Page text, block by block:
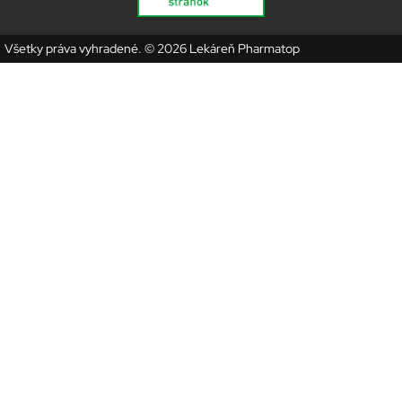
Všetky práva vyhradené. © 2026 Lekáreň Pharmatop